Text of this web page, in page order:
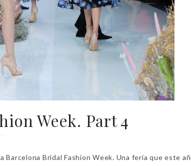
Week. Part 4
Bridal Fashion Week. Una feria que este